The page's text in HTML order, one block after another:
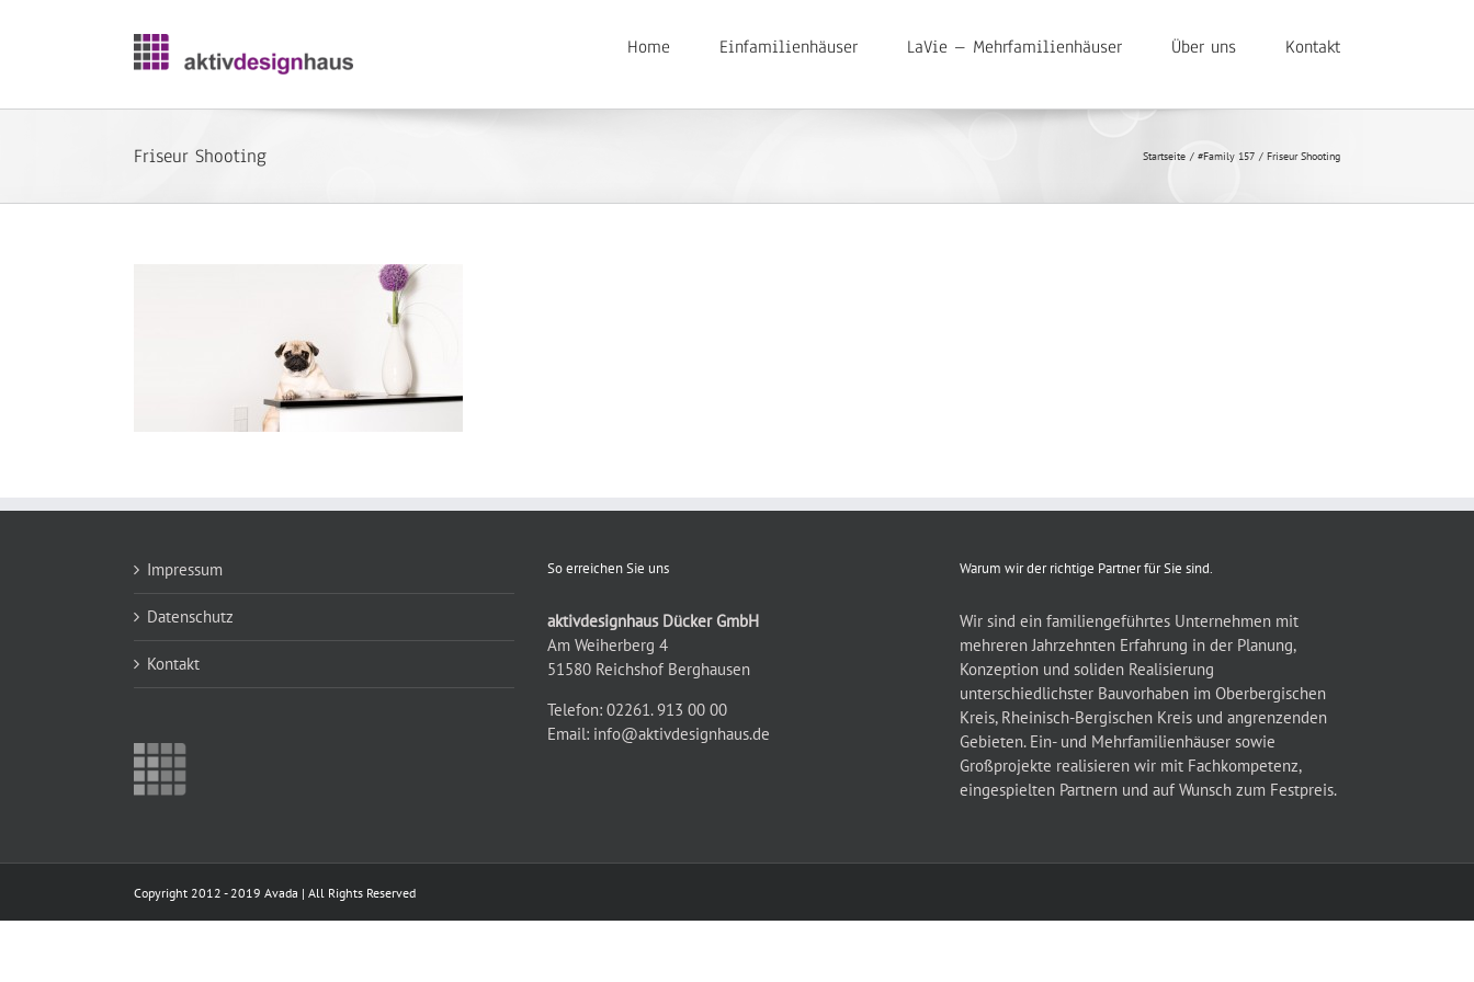
Home Einfamilienhäuser LaVie – Mehrfamilienhäuser Über uns Kontakt
Friseur Shooting Startseite #Family 157 Friseur Shooting
Impressum
Datenschutz
Kontakt
So erreichen Sie uns
aktivdesignhaus Dücker GmbH
Am Weiherberg 4
51580 Reichshof Berghausen
Telefon: 02261. 913 00 00
Email: info@aktivdesignhaus.de
Warum wir der richtige Partner für Sie sind.
Wir sind ein familiengeführtes Unternehmen mit
mehreren Jahrzehnten Erfahrung in der Planung,
Konzeption und soliden Realisierung
unterschiedlichster Bauvorhaben im Oberbergischen
Kreis, Rheinisch-Bergischen Kreis und angrenzenden
Gebieten. Ein- und Mehrfamilienhäuser sowie
Großprojekte realisieren wir mit Fachkompetenz,
eingespielten Partnern und auf Wunsch zum Festpreis.
Copyright 2012 - 2019 Avada | All Rights Reserved